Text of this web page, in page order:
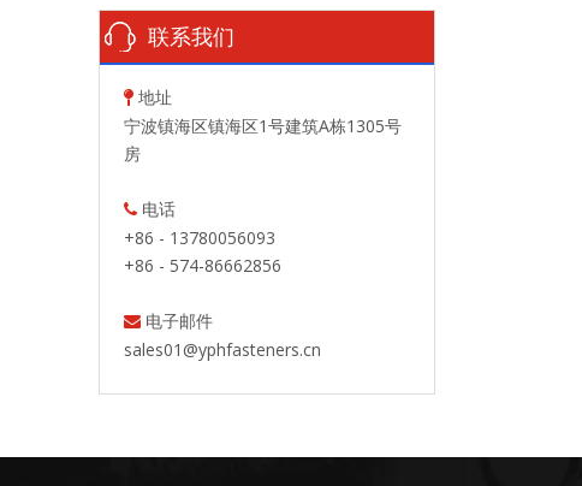
联系我们
 地址
宁波镇海区镇海区1号建筑A栋1305号
房
 电话
+86 - 13780056093
+86 - 574-86662856
 电子邮件
sales01@yphfasteners.cn